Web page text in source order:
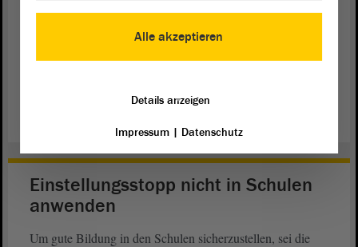
Es ergebe sich die dringliche Aufgabe, umfassend und
langfristig die Wiederaufforstung der kahlgefallenen
Flächen und deren Pflege anzugehen, um klimastabile und
Einstellungsstopp nicht in Schulen
anwenden
Um gute Bildung in den Schulen sicherzustellen, sei die
Alle akzeptieren
Details anzeigen
Impressum| Datenschutz